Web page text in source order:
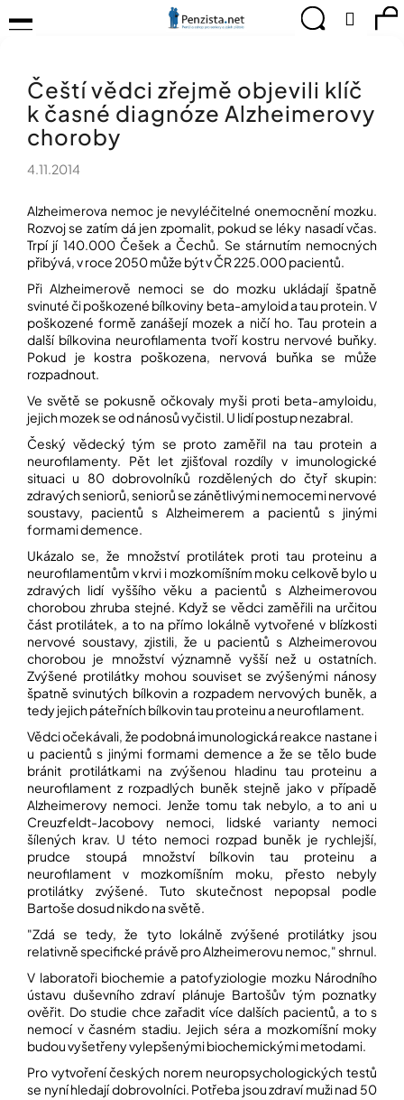
na
TIPY
PRO
PEVNÉ
ZDRAVÍ
PRO
RADOST
OBJEVUJTE
TVOŘTE
NÁMI
CHYTRÝ
PRŮVODCE
MODERNÍM
SVĚTEM
POZNEJTE
&
ZAŽIJTE,
CO
SE
PRÁVĚ
DĚJE
VAŠE
SLOVA,
NAŠE
INSPIRACE
ZÁBAVA,
KTERÁ
POSÍLÍ
PAMĚŤ
KONCENTRACI
BAZAR
REPASOVANÉ
POMŮCKY
Přihlášení
Hledat
Menu
Čeští vědci zřejmě objevili klíč
k časné diagnóze Alzheimerovy
choroby
4.11.2014
Alzheimerova nemoc je nevyléčitelné onemocnění mozku.
Rozvoj se zatím dá jen zpomalit, pokud se léky nasadí včas.
Trpí jí 140.000 Češek a Čechů. Se stárnutím nemocných
přibývá, v roce 2050 může být v ČR 225.000 pacientů.
Při Alzheimerově nemoci se do mozku ukládají špatně
svinuté či poškozené bílkoviny beta-amyloid a tau protein. V
poškozené formě zanášejí mozek a ničí ho. Tau protein a
další bílkovina neurofilamenta tvoří kostru nervové buňky.
Pokud je kostra poškozena, nervová buňka se může
rozpadnout.
Ve světě se pokusně očkovaly myši proti beta-amyloidu,
jejich mozek se od nánosů vyčistil. U lidí postup nezabral.
Český vědecký tým se proto zaměřil na tau protein a
neurofilamenty. Pět let zjišťoval rozdíly v imunologické
situaci u 80 dobrovolníků rozdělených do čtyř skupin:
zdravých seniorů, seniorů se zánětlivými nemocemi nervové
soustavy, pacientů s Alzheimerem a pacientů s jinými
formami demence.
Ukázalo se, že množství protilátek proti tau proteinu a
neurofilamentům v krvi i mozkomíšním moku celkově bylo u
zdravých lidí vyššího věku a pacientů s Alzheimerovou
chorobou zhruba stejné. Když se vědci zaměřili na určitou
část protilátek, a to na přímo lokálně vytvořené v blízkosti
nervové soustavy, zjistili, že u pacientů s Alzheimerovou
chorobou je množství významně vyšší než u ostatních.
Zvýšené protilátky mohou souviset se zvýšenými nánosy
špatně svinutých bílkovin a rozpadem nervových buněk, a
tedy jejich páteřních bílkovin tau proteinu a neurofilament.
Vědci očekávali, že podobná imunologická reakce nastane i
u pacientů s jinými formami demence a že se tělo bude
bránit protilátkami na zvýšenou hladinu tau proteinu a
neurofilament z rozpadlých buněk stejně jako v případě
Alzheimerovy nemoci. Jenže tomu tak nebylo, a to ani u
Creuzfeldt-Jacobovy nemoci, lidské varianty nemoci
šílených krav. U této nemoci rozpad buněk je rychlejší,
prudce stoupá množství bílkovin tau proteinu a
neurofilament v mozkomíšním moku, přesto nebyly
protilátky zvýšené. Tuto skutečnost nepopsal podle
Bartoše dosud nikdo na světě.
"Zdá se tedy, že tyto lokálně zvýšené protilátky jsou
relativně specifické právě pro Alzheimerovu nemoc," shrnul.
V laboratoři biochemie a patofyziologie mozku Národního
ústavu duševního zdraví plánuje Bartošův tým poznatky
ověřit. Do studie chce zařadit více dalších pacientů, a to s
nemocí v časném stadiu. Jejich séra a mozkomíšní moky
budou vyšetřeny vylepšenými biochemickými metodami.
Pro vytvoření českých norem neuropsychologických testů
se nyní hledají dobrovolníci. Potřeba jsou zdraví muži nad 50
o
C
p
e
b
e
e
n
a
?
HLEDAT
D
o
p
o
u
č
u
e
m
e